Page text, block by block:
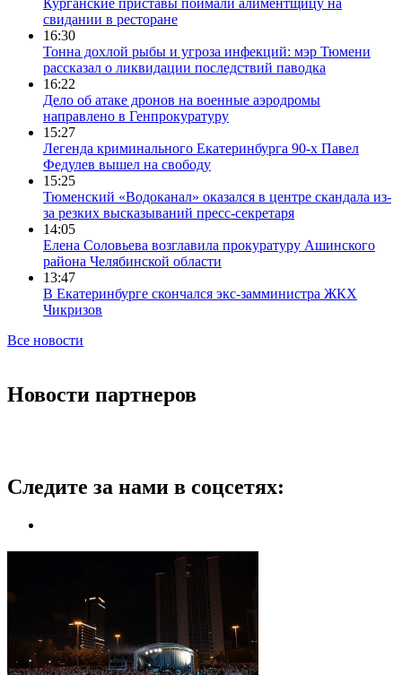
Курганские приставы поймали алиментщицу на
свидании в ресторане
16:30
Тонна дохлой рыбы и угроза инфекций: мэр Тюмени
рассказал о ликвидации последствий паводка
16:22
Дело об атаке дронов на военные аэродромы
направлено в Генпрокуратуру
15:27
Легенда криминального Екатеринбурга 90-х Павел
Федулев вышел на свободу
15:25
Тюменский «Водоканал» оказался в центре скандала из-
за резких высказываний пресс-секретаря
14:05
Елена Соловьева возглавила прокуратуру Ашинского
района Челябинской области
13:47
В Екатеринбурге скончался экс-замминистра ЖКХ
Чикризов
Все новости
Новости партнеров
Следите за нами в соцсетях: